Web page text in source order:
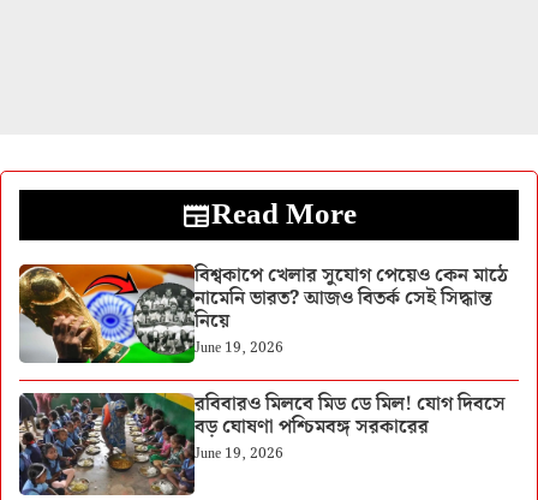
Read More
বিশ্বকাপে খেলার সুযোগ পেয়েও কেন মাঠে
নামেনি ভারত? আজও বিতর্ক সেই সিদ্ধান্ত
নিয়ে
June 19, 2026
রবিবারও মিলবে মিড ডে মিল! যোগ দিবসে
বড় ঘোষণা পশ্চিমবঙ্গ সরকারের
June 19, 2026